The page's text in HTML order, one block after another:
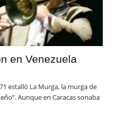
en Venezuela
estalló La Murga, la murga de
Aunque en Caracas sonaba